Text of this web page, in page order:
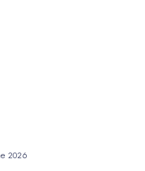
2026